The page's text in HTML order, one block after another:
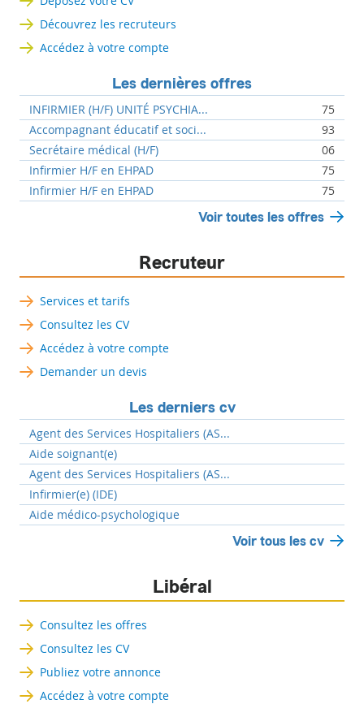
Découvrez les recruteurs
Accédez à votre compte
Les dernières offres
INFIRMIER (H/F) UNITÉ PSYCHIA...
75
Accompagnant éducatif et soci...
93
Secrétaire médical (H/F)
06
Infirmier H/F en EHPAD
75
Infirmier H/F en EHPAD
75
Voir toutes les offres
Recruteur
Services et tarifs
Consultez les CV
Accédez à votre compte
Demander un devis
Les derniers cv
Agent des Services Hospitaliers (AS...
Aide soignant(e)
Agent des Services Hospitaliers (AS...
Infirmier(e) (IDE)
Aide médico-psychologique
Voir tous les cv
Libéral
Consultez les offres
Consultez les CV
Publiez votre annonce
Accédez à votre compte